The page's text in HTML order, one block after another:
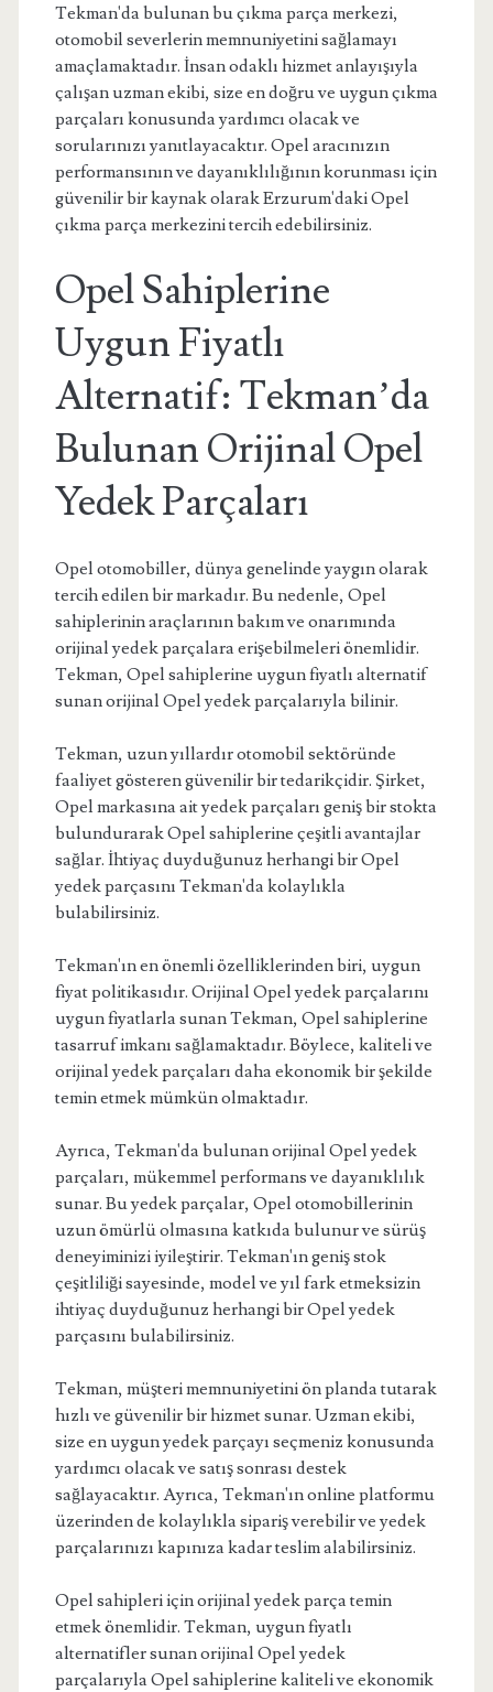
Tekman'da bulunan bu çıkma parça merkezi,
otomobil severlerin memnuniyetini sağlamayı
amaçlamaktadır. İnsan odaklı hizmet anlayışıyla
çalışan uzman ekibi, size en doğru ve uygun çıkma
parçaları konusunda yardımcı olacak ve
sorularınızı yanıtlayacaktır. Opel aracınızın
performansının ve dayanıklılığının korunması için
güvenilir bir kaynak olarak Erzurum'daki Opel
çıkma parça merkezini tercih edebilirsiniz.
Opel Sahiplerine
Uygun Fiyatlı
Alternatif: Tekman’da
Bulunan Orijinal Opel
Yedek Parçaları
Opel otomobiller, dünya genelinde yaygın olarak
tercih edilen bir markadır. Bu nedenle, Opel
sahiplerinin araçlarının bakım ve onarımında
orijinal yedek parçalara erişebilmeleri önemlidir.
Tekman, Opel sahiplerine uygun fiyatlı alternatif
sunan orijinal Opel yedek parçalarıyla bilinir.
Tekman, uzun yıllardır otomobil sektöründe
faaliyet gösteren güvenilir bir tedarikçidir. Şirket,
Opel markasına ait yedek parçaları geniş bir stokta
bulundurarak Opel sahiplerine çeşitli avantajlar
sağlar. İhtiyaç duyduğunuz herhangi bir Opel
yedek parçasını Tekman'da kolaylıkla
bulabilirsiniz.
Tekman'ın en önemli özelliklerinden biri, uygun
fiyat politikasıdır. Orijinal Opel yedek parçalarını
uygun fiyatlarla sunan Tekman, Opel sahiplerine
tasarruf imkanı sağlamaktadır. Böylece, kaliteli ve
orijinal yedek parçaları daha ekonomik bir şekilde
temin etmek mümkün olmaktadır.
Ayrıca, Tekman'da bulunan orijinal Opel yedek
parçaları, mükemmel performans ve dayanıklılık
sunar. Bu yedek parçalar, Opel otomobillerinin
uzun ömürlü olmasına katkıda bulunur ve sürüş
deneyiminizi iyileştirir. Tekman'ın geniş stok
çeşitliliği sayesinde, model ve yıl fark etmeksizin
ihtiyaç duyduğunuz herhangi bir Opel yedek
parçasını bulabilirsiniz.
Tekman, müşteri memnuniyetini ön planda tutarak
hızlı ve güvenilir bir hizmet sunar. Uzman ekibi,
size en uygun yedek parçayı seçmeniz konusunda
yardımcı olacak ve satış sonrası destek
sağlayacaktır. Ayrıca, Tekman'ın online platformu
üzerinden de kolaylıkla sipariş verebilir ve yedek
parçalarınızı kapınıza kadar teslim alabilirsiniz.
Opel sahipleri için orijinal yedek parça temin
etmek önemlidir. Tekman, uygun fiyatlı
alternatifler sunan orijinal Opel yedek
parçalarıyla Opel sahiplerine kaliteli ve ekonomik